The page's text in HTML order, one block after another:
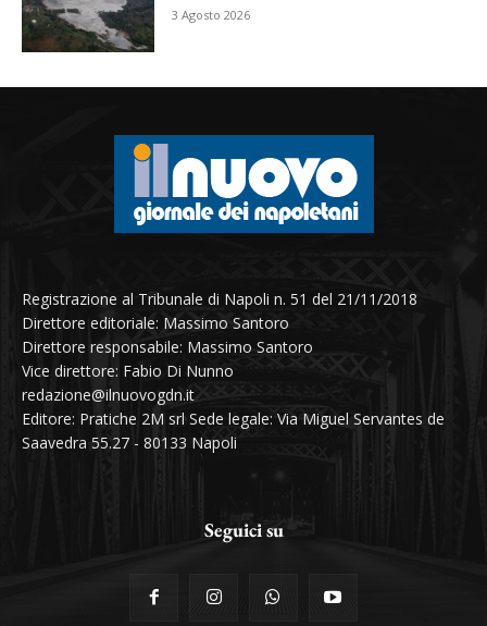
3 Agosto 2026
Registrazione al Tribunale di Napoli n. 51 del 21/11/2018
Direttore editoriale: Massimo Santoro
Direttore responsabile: Massimo Santoro
Vice direttore: Fabio Di Nunno
redazione@ilnuovogdn.it
Editore: Pratiche 2M srl Sede legale: Via Miguel Servantes de
Saavedra 55.27 - 80133 Napoli
Seguici su